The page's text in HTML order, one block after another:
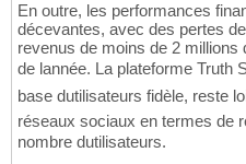
En outre, les performances
décevantes, avec des pertes
revenus de moins de 2
de lannée. La plateforme Truth
base dutilisateurs fidèle, reste
réseaux sociaux en termes de
nombre dutilisateurs.